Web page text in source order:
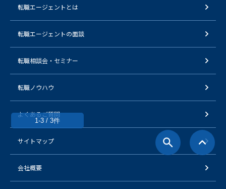
1-3 / 3件
転職エージェントとは
転職エージェントの面談
転職相談会・セミナー
転職ノウハウ
よくあるご質問
サイトマップ
会社概要